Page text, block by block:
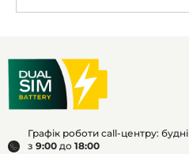
Графік роботи call-центру: будні
з 9:00 до 18:00